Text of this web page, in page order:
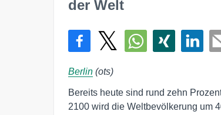
der Welt
Berlin (ots)
Bereits heute sind rund zehn
2100 wird die Weltbevölkerung um